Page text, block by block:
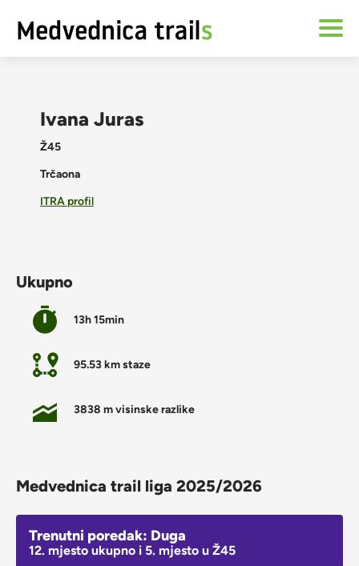
Ivana Juras
Ž45
Trčaona
ITRA profil
Ukupno
13h 15min
95.53 km staze
3838 m visinske razlike
Medvednica trail liga 2025/2026
Trenutni poredak: Duga
12. mjesto ukupno i 5. mjesto u Ž45